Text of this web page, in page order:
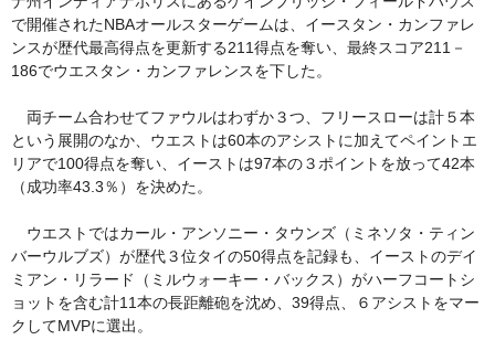
で開催されたNBAオールスターゲームは、イースタン・カンファレ
ンスが歴代最高得点を更新する211得点を奪い、最終スコア211－
186でウエスタン・カンファレンスを下した。
両チーム合わせてファウルはわずか３つ、フリースローは計５本
という展開のなか、ウエストは60本のアシストに加えてペイントエ
リアで100得点を奪い、イーストは97本の３ポイントを放って42本
（成功率43.3％）を決めた。
ウエストではカール・アンソニー・タウンズ（ミネソタ・ティン
バーウルブズ）が歴代３位タイの50得点を記録も、イーストのデイ
ミアン・リラード（ミルウォーキー・バックス）がハーフコートシ
ョットを含む計11本の長距離砲を沈め、39得点、６アシストをマー
クしてMVPに選出。